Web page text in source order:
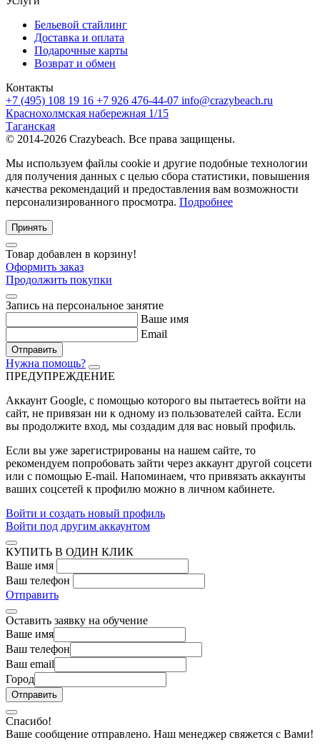
Бельевой стайлинг
Доставка и оплата
Подарочные карты
Возврат и обмен
Контакты
+7 (495) 108 19 16 +7 926 476-44-07 info@crazybeach.ru
Краснохолмская набережная 1/15
Таганская
© 2014-2026 Crazybeach. Все права защищены.
Мы используем файлы cookie и другие подобные технологии
для получения данных с целью сбора статистики, повышения
качества рекомендаций и предоставления вам возможности
персонализированного просмотра. Подробнее
Принять
Товар добавлен в корзину!
Оформить заказ
Продолжить покупки
Запись на персональное занятие
Ваше имя
Email
Отправить
Нужна помощь?
ПРЕДУПРЕЖДЕНИЕ
Аккаунт Google, с помощью которого вы пытаетесь войти на
сайт, не привязан ни к одному из пользователей сайта. Если
вы продолжите вход, мы создадим для вас новый профиль.
Если вы уже зарегистрированы на нашем сайте, то
рекомендуем попробовать зайти через аккаунт другой соцсети
или с помощью E-mail. Напоминаем, что привязать аккаунты
ваших соцсетей к профилю можно в личном кабинете.
Войти и создать новый профиль
Войти под другим аккаунтом
КУПИТЬ В ОДИН КЛИК
Ваше имя
Ваш телефон
Отправить
Оставить заявку на обучение
Ваше имя
Ваш телефон
Ваш email
Город
Спасибо!
Ваше сообщение отправлено. Наш менеджер свяжется с Вами!